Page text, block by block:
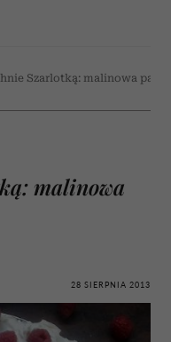
Szarlotką: malinowa
malinowa
28 SIERPNIA 2013